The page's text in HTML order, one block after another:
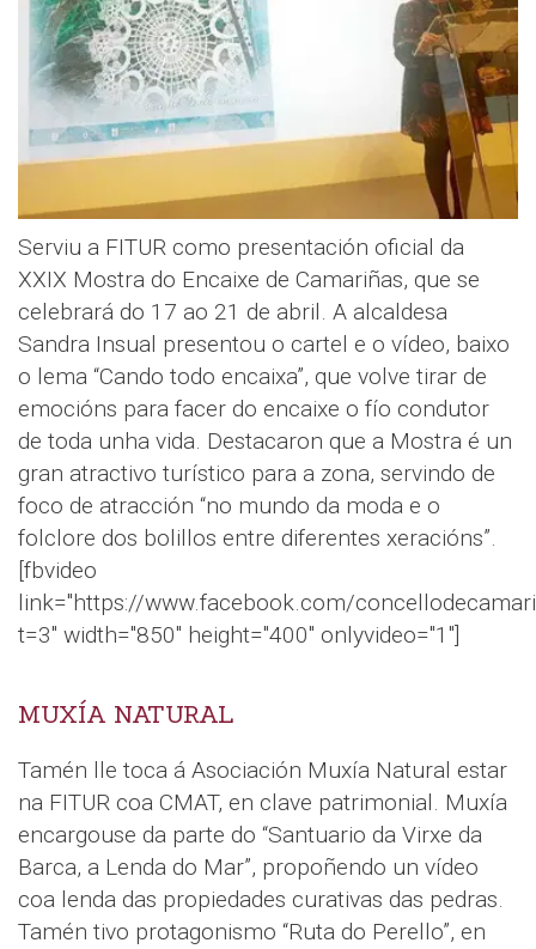
Serviu a FITUR como presentación oficial da
XXIX Mostra do Encaixe de Camariñas, que se
celebrará do 17 ao 21 de abril. A alcaldesa
Sandra Insual presentou o cartel e o vídeo, baixo
o lema “Cando todo encaixa”, que volve tirar de
emocións para facer do encaixe o fío condutor
de toda unha vida. Destacaron que a Mostra é un
gran atractivo turístico para a zona, servindo de
foco de atracción “no mundo da moda e o
folclore dos bolillos entre diferentes xeracións”.
[fbvideo
link="https://www.facebook.com/
t=3" width="850" height="400" onlyvideo="1"]
MUXÍA NATURAL
Tamén lle toca á Asociación Muxía Natural estar
na FITUR coa CMAT, en clave patrimonial. Muxía
encargouse da parte do “Santuario da Virxe da
Barca, a Lenda do Mar”, propoñendo un vídeo
coa lenda das propiedades curativas das pedras.
Tamén tivo protagonismo “Ruta do Perello”, en